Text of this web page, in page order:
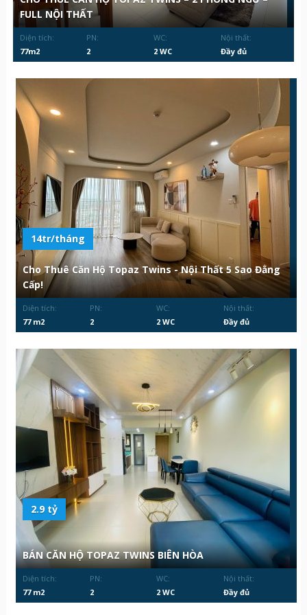
FULL NỘI THẤT
Diện tích:
77m2
PN:
2
WC:
2 WC
Nội thất:
Đầy đủ
14tr/tháng
Cho Thuê Căn Hộ Topaz Twins - Nội Thất 5 Sao Đẳng
Cấp!
Diện tích:
77 m2
PN:
2
WC:
2 WC
Nội thất:
Đầy đủ
2.9 tỷ
BÁN CĂN HỘ TOPAZ TWINS BIÊN HÒA
Diện tích:
77 m2
PN:
2
WC:
2 WC
Nội thất:
Đầy đủ